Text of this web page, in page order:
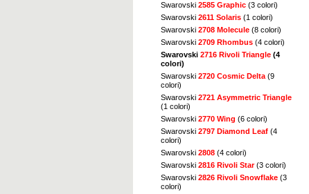
Swarovski 2585 Graphic (3 colori)
Swarovski 2611 Solaris (1 colori)
Swarovski 2708 Molecule (8 colori)
Swarovski 2709 Rhombus (4 colori)
Swarovski 2716 Rivoli Triangle (4
colori)
Swarovski 2720 Cosmic Delta (9
colori)
Swarovski 2721 Asymmetric Triangle
(1 colori)
Swarovski 2770 Wing (6 colori)
Swarovski 2797 Diamond Leaf (4
colori)
Swarovski 2808 (4 colori)
Swarovski 2816 Rivoli Star(3 colori)
Swarovski 2826 Rivoli Snowflake (3
colori)